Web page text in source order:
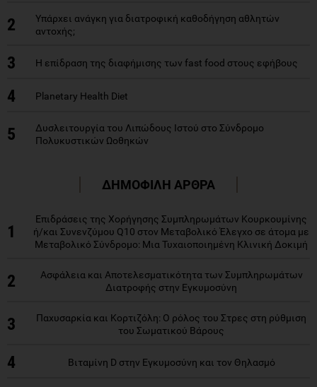
2
Υπάρχει ανάγκη για διατροφική καθοδήγηση αθλητών
αντοχής;
3 Η επίδραση της διαφήμισης των fast food στους εφήβους
4 Planetary Health Diet
5
Δυσλειτουργία του Λιπώδους Ιστού στο Σύνδρομο
Πολυκυστικών Ωοθηκών
ΔΗΜΟΦΙΛΗ ΑΡΘΡΑ
1
Επιδράσεις της Χορήγησης Συμπληρωμάτων Κουρκουμίνης
ή/και Συνενζύμου Q10 στον Μεταβολικό Έλεγχο σε άτομα με
Μεταβολικό Σύνδρομο: Μια Τυχαιοποιημένη Κλινική Δοκιμή
2
Ασφάλεια και Αποτελεσματικότητα των Συμπληρωμάτων
Διατροφής στην Εγκυμοσύνη
3
Παχυσαρκία και Κορτιζόλη: Ο ρόλος του Στρες στη ρύθμιση
του Σωματικού Βάρους
4 Βιταμίνη D στην Εγκυμοσύνη και τον Θηλασμό